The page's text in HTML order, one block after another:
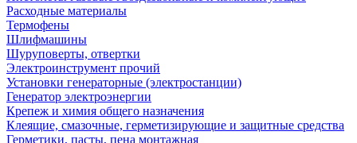
Расходные материалы
Термофены
Шлифмашины
Шуруповерты, отвертки
Электроинструмент прочий
Установки генераторные (электростанции)
Генератор электроэнергии
Крепеж и химия общего назначения
Клеящие, смазочные, герметизирующие и защитные средства
Герметики, пасты, пена монтажная